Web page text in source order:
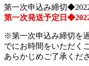
第一次申込み締切
第一次発送予定日
※第一次申込み締切を
でにお時間をいただく
あらかじめご了承くだ